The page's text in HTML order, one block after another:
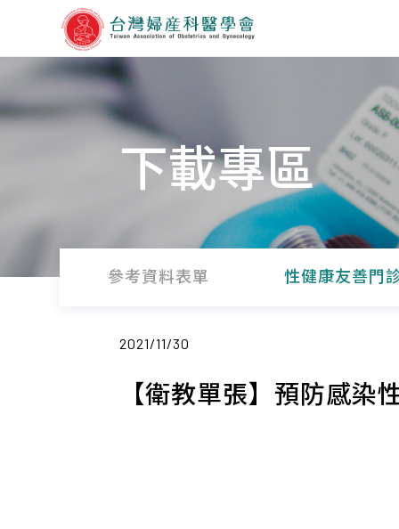
下載專區
參考資料表單 性健康友善門
2021/11/30
【衛教單張】預防感